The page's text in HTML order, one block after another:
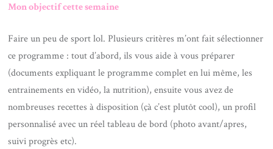
Mon objectif cette semaine
Faire un peu de sport lol. Plusieurs critères m’ont fait sélectionner
ce programme : tout d’abord, ils vous aide à vous préparer
(documents expliquant le programme complet en lui même, les
entrainements en vidéo, la nutrition), ensuite vous avez de
nombreuses recettes à disposition (çà c’est plutôt cool), un profil
personnalisé avec un réel tableau de bord (photo avant/apres,
suivi progrès etc).